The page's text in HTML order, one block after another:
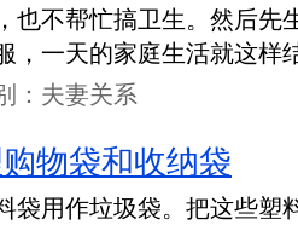
也不帮忙搞卫生。然后先
，一天的家庭生活就这样
：夫妻关系
物袋和收纳袋
袋用作垃圾袋。把这些塑